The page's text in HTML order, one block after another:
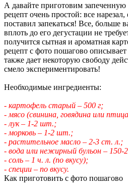
А давайте приготовим
рецепт очень простой: все
поставил запекаться! Все, больше
вплоть до его дегустации не
получится сытная и ароматная
рецепт с фото пошагово описывает
также дает некоторую свободу
смело экспериментировать!
Необходимые ингредиенты:
- картофель старый – 500 г;
- мясо (свинина, говядина или
- лук – 1-2 шт.;
- морковь – 1-2 шт.;
- растительное масло – 2-3 ст. л.;
- вода или нежирный бульон – 150-
- соль – 1 ч. л. (по вкусу);
- специи – по вкусу.
Как приготовить с фото пошагово